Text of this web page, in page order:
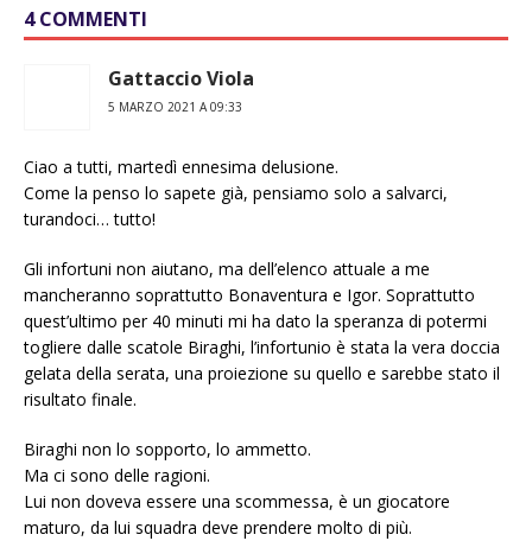
4 COMMENTI
Gattaccio Viola
5 MARZO 2021 A 09:33
Ciao a tutti, martedì ennesima delusione.
Come la penso lo sapete già, pensiamo solo a salvarci,
turandoci… tutto!
Gli infortuni non aiutano, ma dell’elenco attuale a me
mancheranno soprattutto Bonaventura e Igor. Soprattutto
quest’ultimo per 40 minuti mi ha dato la speranza di potermi
togliere dalle scatole Biraghi, l’infortunio è stata la vera doccia
gelata della serata, una proiezione su quello e sarebbe stato il
risultato finale.
Biraghi non lo sopporto, lo ammetto.
Ma ci sono delle ragioni.
Lui non doveva essere una scommessa, è un giocatore
maturo, da lui squadra deve prendere molto di più.